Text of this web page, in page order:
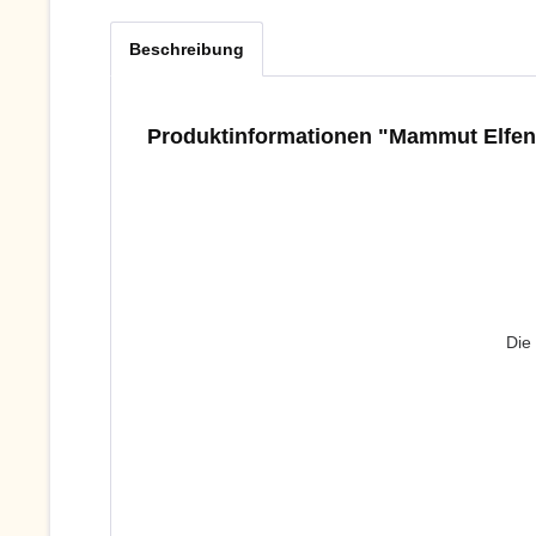
Beschreibung
Produktinformationen "Mammut